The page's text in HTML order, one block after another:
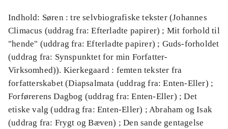
Indhold: Søren : tre selvbiografiske tekster (Johannes
Climacus (uddrag fra: Efterladte papirer) ; Mit forhold til
"hende" (uddrag fra: Efterladte papirer) ; Guds-forholdet
(uddrag fra: Synspunktet for min Forfatter-
Virksomhed)). Kierkegaard : femten tekster fra
forfatterskabet (Diapsalmata (uddrag fra: Enten-Eller) ;
Forførerens Dagbog (uddrag fra: Enten-Eller) ; Det
etiske valg (uddrag fra: Enten-Eller) ; Abraham og Isak
(uddrag fra: Frygt og Bæven) ; Den sande gentagelse